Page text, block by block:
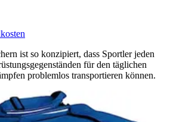
ist so konzipiert, dass Sportler jeden
für den täglichen
problemlos transportieren können.